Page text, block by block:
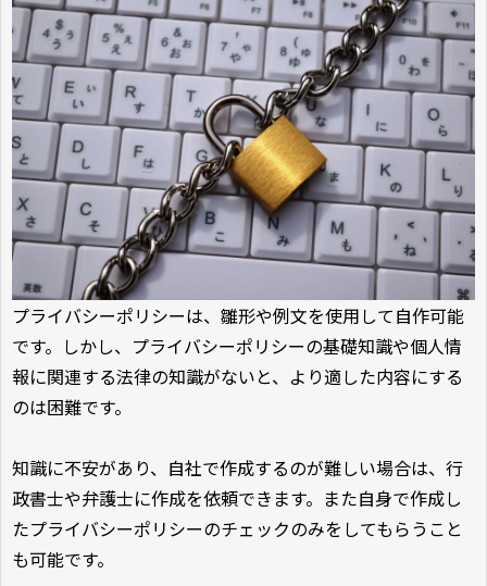
プライバシーポリシーは、雛形や例文を使用して自作可能
です。しかし、プライバシーポリシーの基礎知識や個人情
報に関連する法律の知識がないと、より適した内容にする
のは困難です。
知識に不安があり、自社で作成するのが難しい場合は、行
政書士や弁護士に作成を依頼できます。また自身で作成し
たプライバシーポリシーのチェックのみをしてもらうこと
も可能です。